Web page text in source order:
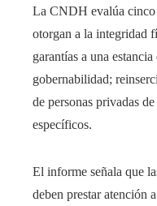
La CNDH evalúa cinco
otorgan a la integridad
garantías a una
gobernabilidad;
de personas privadas
específicos.
El informe señala que
deben prestar atención